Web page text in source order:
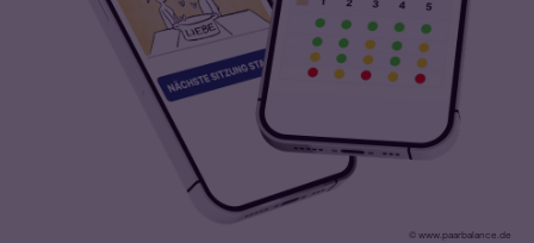
© www.paarbalance.de